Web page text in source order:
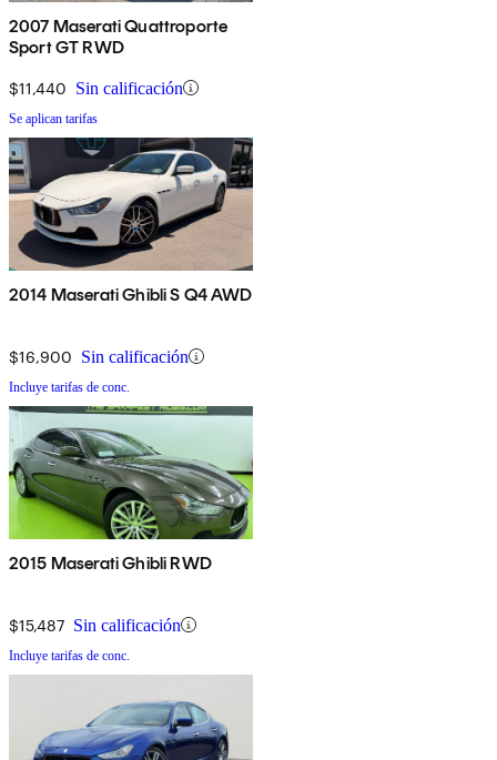
2007 Maserati Quattroporte
Sport GT RWD
$11,440 Sin calificación
Se aplican tarifas
2014 Maserati Ghibli S Q4 AWD
$16,900 Sin calificación
Incluye tarifas de conc.
2015 Maserati Ghibli RWD
$15,487 Sin calificación
Incluye tarifas de conc.